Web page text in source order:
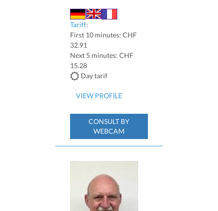
Tariff:
First 10 minutes: CHF
32.91
Next 5 minutes: CHF
15.28
Day tarif
VIEW PROFILE
CONSULT BY
WEBCAM